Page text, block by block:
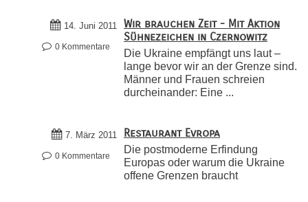
14. Juni 2011
0 Kommentare
Wir brauchen Zeit - Mit Aktion
Sühnezeichen in Czernowitz
Die Ukraine empfängt uns laut –
lange bevor wir an der Grenze sind.
Männer und Frauen schreien
durcheinander: Eine ...
7. März 2011
0 Kommentare
Restaurant Evropa
Die postmoderne Erfindung
Europas oder warum die Ukraine
offene Grenzen braucht